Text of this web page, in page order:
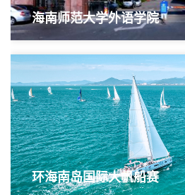
海南师范大学外语学院
环海南岛国际大帆船赛